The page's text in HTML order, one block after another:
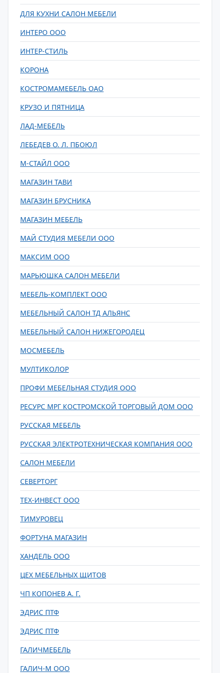
ДЛЯ КУХНИ САЛОН МЕБЕЛИ
ИНТЕРО ООО
ИНТЕР-СТИЛЬ
КОРОНА
КОСТРОМАМЕБЕЛЬ ОАО
КРУЗО И ПЯТНИЦА
ЛАД-МЕБЕЛЬ
ЛЕБЕДЕВ О. Л. ПБОЮЛ
М-СТАЙЛ ООО
МАГАЗИН ТАВИ
МАГАЗИН БРУСНИКА
МАГАЗИН МЕБЕЛЬ
МАЙ СТУДИЯ МЕБЕЛИ ООО
МАКСИМ ООО
МАРЬЮШКА САЛОН МЕБЕЛИ
МЕБЕЛЬ-КОМПЛЕКТ ООО
МЕБЕЛЬНЫЙ САЛОН ТД АЛЬЯНС
МЕБЕЛЬНЫЙ САЛОН НИЖЕГОРОДЕЦ
МОСМЕБЕЛЬ
МУЛТИКОЛОР
ПРОФИ МЕБЕЛЬНАЯ СТУДИЯ ООО
РЕСУРС МРГ КОСТРОМСКОЙ ТОРГОВЫЙ ДОМ ООО
РУССКАЯ МЕБЕЛЬ
РУССКАЯ ЭЛЕКТРОТЕХНИЧЕСКАЯ КОМПАНИЯ ООО
САЛОН МЕБЕЛИ
СЕВЕРТОРГ
ТЕХ-ИНВЕСТ ООО
ТИМУРОВЕЦ
ФОРТУНА МАГАЗИН
ХАНДЕЛЬ ООО
ЦЕХ МЕБЕЛЬНЫХ ЩИТОВ
ЧП КОПОНЕВ А. Г.
ЭДРИС ПТФ
ЭДРИС ПТФ
ГАЛИЧМЕБЕЛЬ
ГАЛИЧ-М ООО